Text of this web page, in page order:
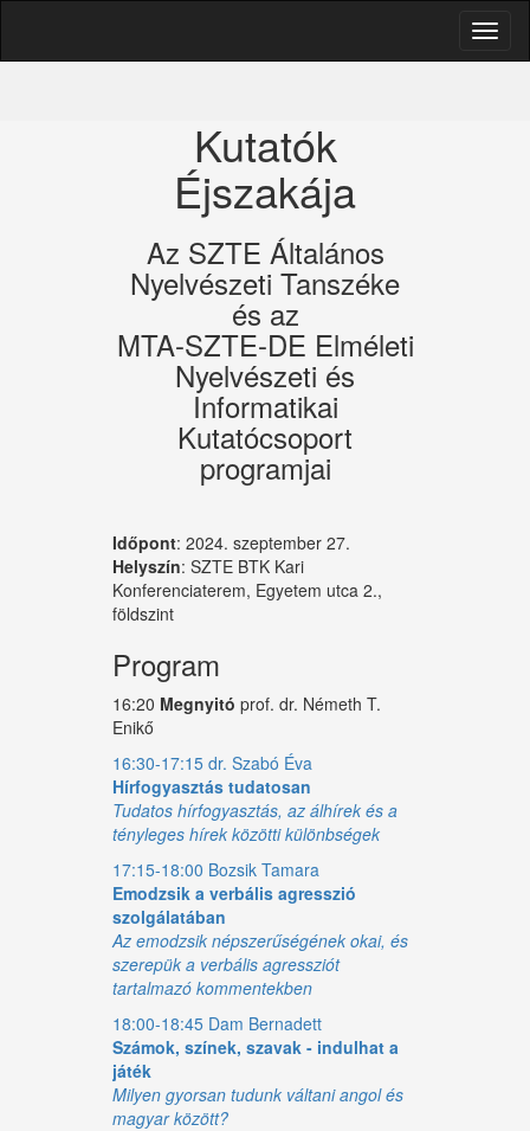
Kutatók
Éjszakája
Az SZTE Általános
Nyelvészeti Tanszéke
és az
MTA-SZTE-DE Elméleti
Nyelvészeti és
Informatikai
Kutatócsoport
programjai
Időpont: 2024. szeptember 27.
Helyszín: SZTE BTK Kari
Konferenciaterem, Egyetem utca 2.,
földszint
Program
16:20 Megnyitó prof. dr. Németh T.
Enikő
16:30-17:15 dr. Szabó Éva
Hírfogyasztás tudatosan
Tudatos hírfogyasztás, az álhírek és a
tényleges hírek közötti különbségek
17:15-18:00 Bozsik Tamara
Emodzsik a verbális agresszió
szolgálatában
Az emodzsik népszerűségének okai, és
szerepük a verbális agressziót
tartalmazó kommentekben
18:00-18:45 Dam Bernadett
Számok, színek, szavak - indulhat a
játék
Milyen gyorsan tudunk váltani angol és
magyar között?